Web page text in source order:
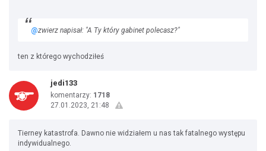
@zwierz napisał: "A Ty który gabinet polecasz?"
ten z którego wychodziłeś
jedi133
komentarzy: 1718
27.01.2023, 21:48
Tierney katastrofa. Dawno nie widziałem u nas tak fatalnego występu
indywidualnego.